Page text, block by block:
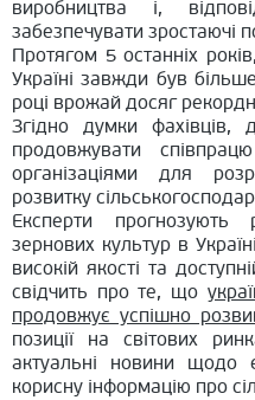
виробництва і,
забезпечувати зростаючі
Протягом 5 останніх
Україні завжди був
році врожай досяг
Згідно думки
продовжувати
організаціями для
розвитку
Експерти прогнозують
зернових культур в
високій якості та
свідчить про те, що
продовжує успішно
позиції на світових
актуальні новини щодо
корисну інформацію про